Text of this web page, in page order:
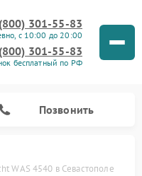
301-55-83
с 10:00 до 20:00
301-55-83
бесплатный по РФ
Позвонить
WAS 4540 в Севастополе